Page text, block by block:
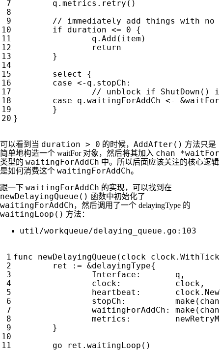
q . metrics . retry ()
if duration <= 0
{
q . Add ( item )
return
}
select
{
case <- q . stopCh :
case
q . waitingForAddCh <- &waitFor
}
}
可以看到当 duration > 0 的时候， AddAfter() 方法只是
简单地构造一个 waitFor 对象，然后将其加入 chan *waitFor
类型的 waitingForAddCh 中。所以后面应该关注的核心逻辑
是如何消费这个 waitingForAddCh。
跟一下 waitingForAddCh 的实现，可以找到在
newDelayingQueue() 函数中初始化了
waitingForAddCh，然后调用了一个 delayingType 的
waitingLoop() 方法：
util/workqueue/delaying_queue.go:103
func newDelayingQueue ( clock clock .
ret
:= &delayingType{
Interface : q ,
clock : clock ,
heartbeat : clock .
stopCh : make ( chan
waitingForAddCh : make ( chan
metrics :
}
go
ret . waitingLoop ()